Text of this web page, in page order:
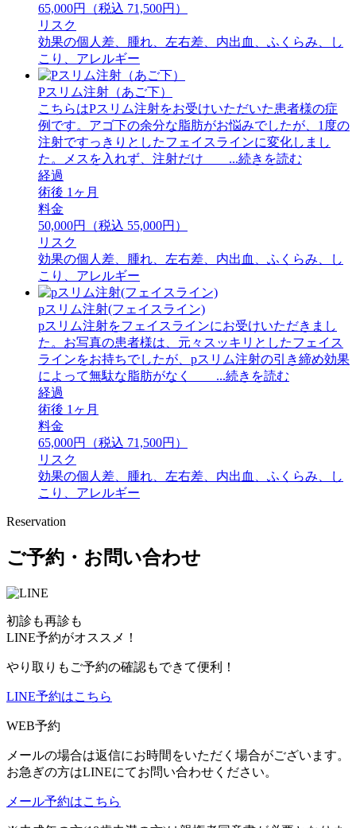
65,000円（税込 71,500円）
リスク
効果の個人差、腫れ、左右差、内出血、ふくらみ、し
こり、アレルギー
Pスリム注射（あご下）
こちらはPスリム注射をお受けいただいた患者様の症
例です。アゴ下の余分な脂肪がお悩みでしたが、1度の
注射ですっきりとしたフェイスラインに変化しまし
た。メスを入れず、注射だけ ...続きを読む
経過
術後 1ヶ月
料金
50,000円（税込 55,000円）
リスク
効果の個人差、腫れ、左右差、内出血、ふくらみ、し
こり、アレルギー
pスリム注射(フェイスライン)
pスリム注射をフェイスラインにお受けいただきまし
た。お写真の患者様は、元々スッキリとしたフェイス
ラインをお持ちでしたが、pスリム注射の引き締め効果
によって無駄な脂肪がなく ...続きを読む
経過
術後 1ヶ月
料金
65,000円（税込 71,500円）
リスク
効果の個人差、腫れ、左右差、内出血、ふくらみ、し
こり、アレルギー
Reservation
ご予約・お問い合わせ
初診も再診も
LINE予約がオススメ！
やり取りもご予約の確認もできて便利！
LINE予約はこちら
WEB予約
メールの場合は返信にお時間をいただく場合がございます。
お急ぎの方はLINEにてお問い合わせください。
メール予約はこちら